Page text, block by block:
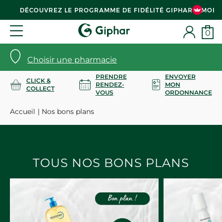
DÉCOUVREZ LE PROGRAMME DE FIDÉLITÉ GIPHAR & MOI
Choisir une pharmacie
0
CLICK &
COLLECT
PRENDRE
RENDEZ-
VOUS
ENVOYER
MON
ORDONNANCE
Accueil Nos bons plans
TOUS NOS BONS PLANS